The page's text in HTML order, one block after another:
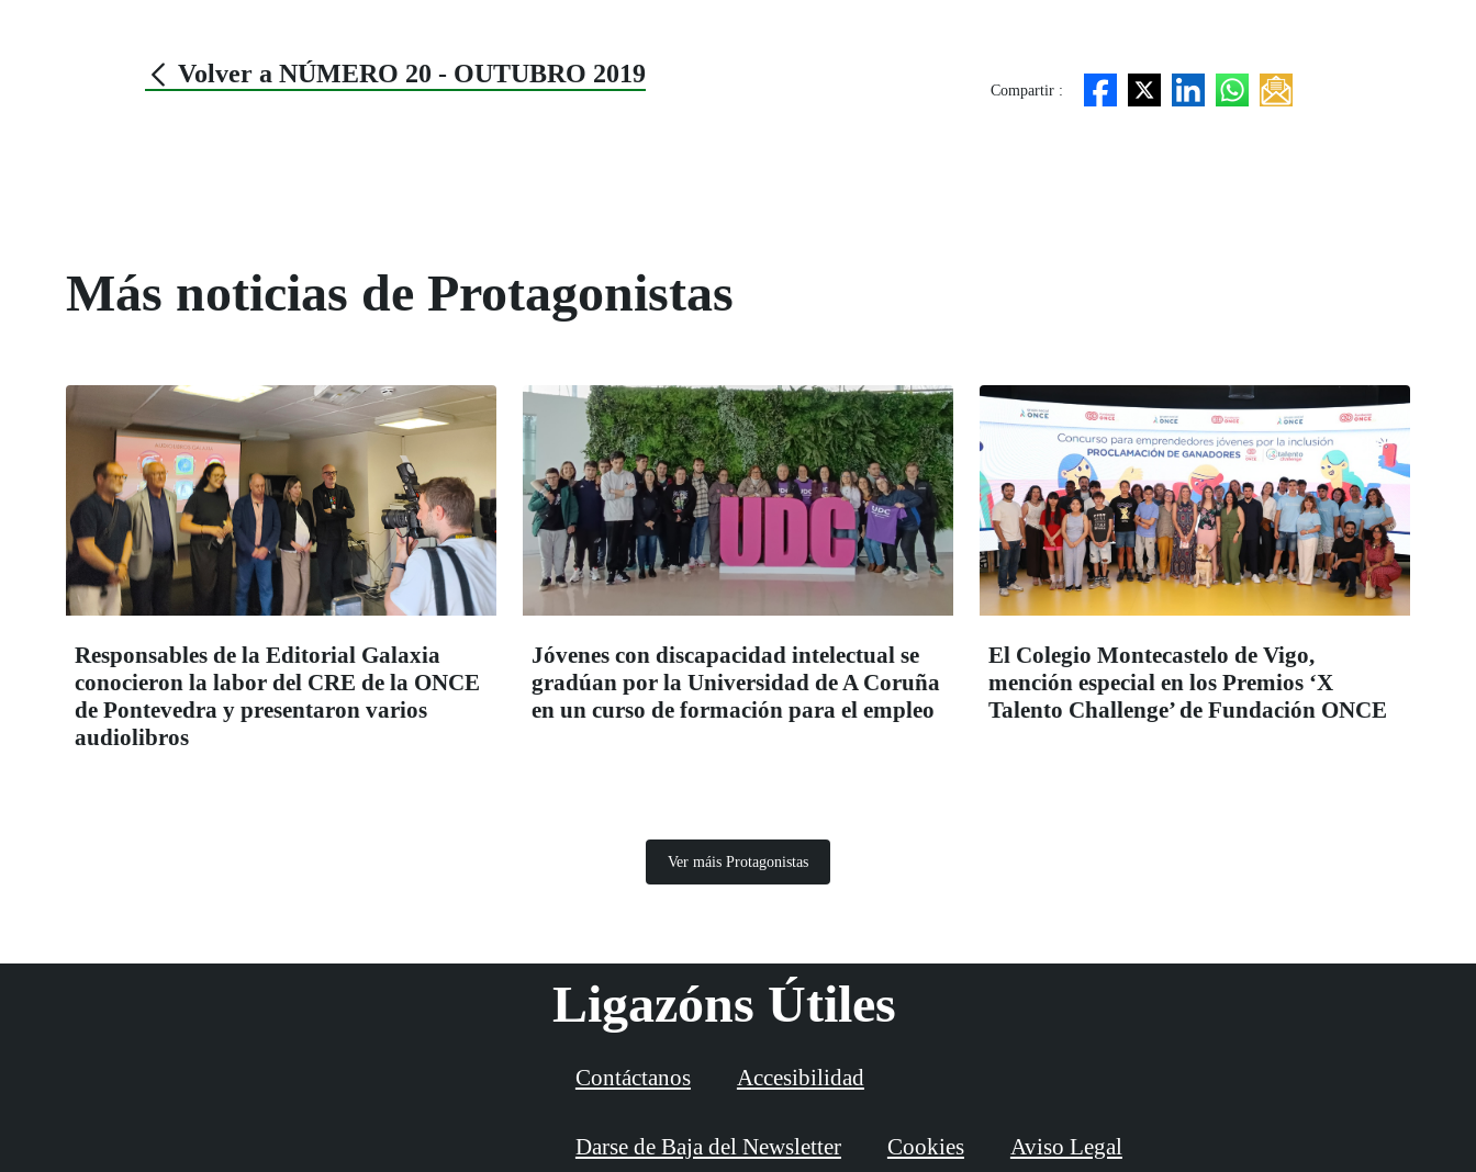
Volver a NÚMERO 20 - OUTUBRO 2019
Compartir :
Más noticias de Protagonistas
Responsables de la Editorial Galaxia
conocieron la labor del CRE de la ONCE
de Pontevedra y presentaron varios
audiolibros
Jóvenes con discapacidad intelectual se
gradúan por la Universidad de A Coruña
en un curso de formación para el empleo
El Colegio Montecastelo de Vigo,
mención especial en los Premios ‘X
Talento Challenge’ de Fundación ONCE
Ver máis Protagonistas
Ligazóns Útiles
Contáctanos Accesibilidad
Darse de Baja del Newsletter Cookies Aviso Legal